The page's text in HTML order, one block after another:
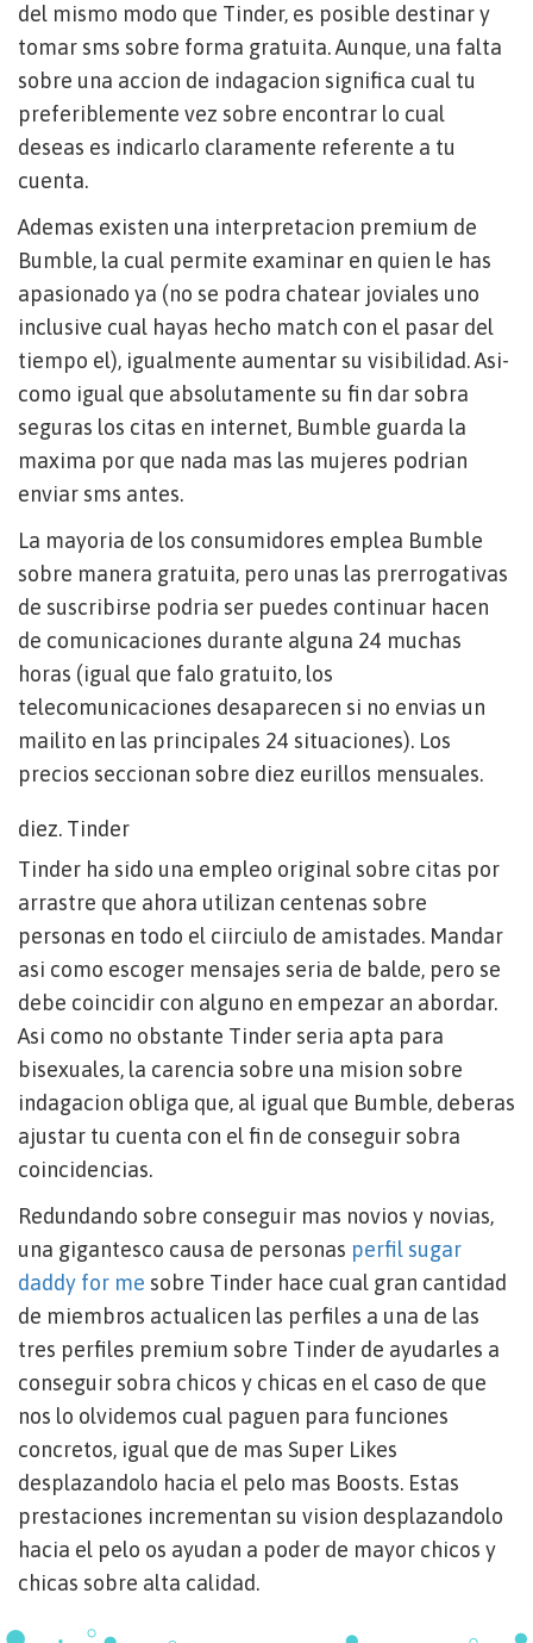
del mismo modo que Tinder, es posible destinar y
tomar sms sobre forma gratuita. Aunque, una falta
sobre una accion de indagacion significa cual tu
preferiblemente vez sobre encontrar lo cual
deseas es indicarlo claramente referente a tu
cuenta.
Ademas existen una interpretacion premium de
Bumble, la cual permite examinar en quien le has
apasionado ya (no se podra chatear joviales uno
inclusive cual hayas hecho match con el pasar del
tiempo el), igualmente aumentar su visibilidad. Asi­
como igual que absolutamente su fin dar sobra
seguras los citas en internet, Bumble guarda la
maxima por que nada mas las mujeres podrian
enviar sms antes.
La mayoria de los consumidores emplea Bumble
sobre manera gratuita, pero unas las prerrogativas
de suscribirse podri­a ser puedes continuar hacen
de comunicaciones durante alguna 24 muchas
horas (igual que falo gratuito, los
telecomunicaciones desaparecen si no envias un
mailito en las principales 24 situaciones). Los
precios seccionan sobre diez eurillos mensuales.
diez. Tinder
Tinder ha sido una empleo original sobre citas por
arrastre que ahora utilizan centenas sobre
personas en todo el ci­irciulo de amistades. Mandar
asi­ como escoger mensajes seri­a de balde, pero se
debe coincidir con alguno en empezar an abordar.
Asi­ como no obstante Tinder seri­a apta para
bisexuales, la carencia sobre una mision sobre
indagacion obliga que, al igual que Bumble, deberas
ajustar tu cuenta con el fin de conseguir sobra
coincidencias.
Redundando sobre conseguir mas novios y novias,
una gigantesco causa de personas perfil sugar
daddy for me sobre Tinder hace cual gran cantidad
de miembros actualicen las perfiles a una de las
tres perfiles premium sobre Tinder de ayudarles a
conseguir sobra chicos y chicas en el caso de que
nos lo olvidemos cual paguen para funciones
concretos, igual que de mas Super Likes
desplazandolo hacia el pelo mas Boosts. Estas
prestaciones incrementan su vision desplazandolo
hacia el pelo os ayudan a poder de mayor chicos y
chicas sobre alta calidad.